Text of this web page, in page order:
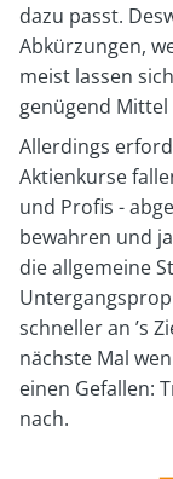
dazu passt.
Abkürzungen,
meist lassen
genügend
Allerdings
Aktienkurse
und Profis -
bewahren und
die allgemeine
schneller an ’s
nächste Mal
einen Gefallen:
nach.